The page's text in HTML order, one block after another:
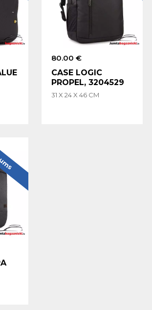
80.00 €
CASE LOGIC
PROPEL, 3204529
31 X 24 X 46 CM